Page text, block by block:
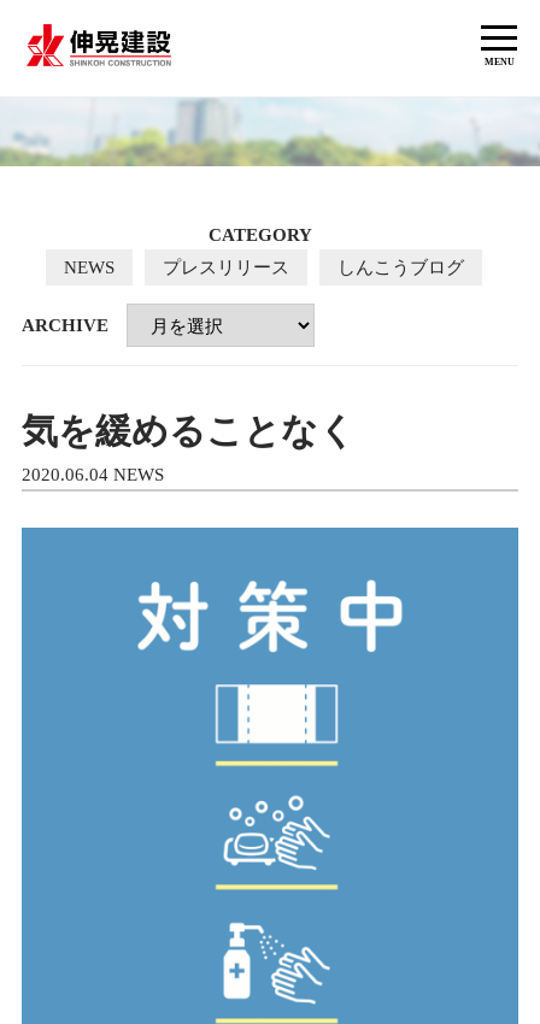
MENU
CATEGORY
NEWS
プレスリリース しんこうブログ
ARCHIVE
気を緩めることなく
2020.06.04 NEWS